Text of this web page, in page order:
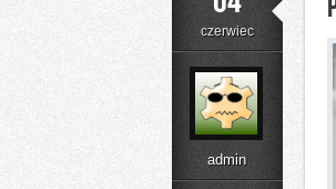
czerwiec
admin